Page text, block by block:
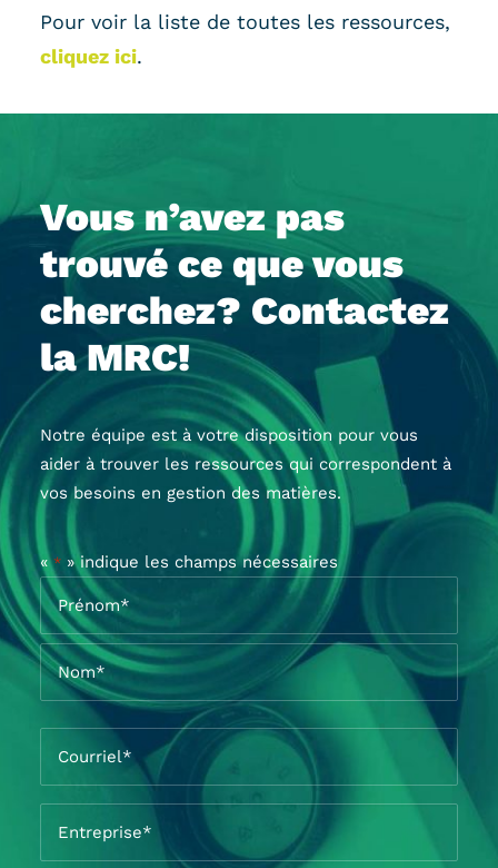
Pour voir la liste de toutes les ressources,
cliquez ici.
Vous n’avez pas
trouvé ce que vous
cherchez? Contactez
la MRC!
Notre équipe est à votre disposition pour vous
aider à trouver les ressources qui correspondent à
vos besoins en gestion des matières.
«* » indique les champs nécessaires
Nom
*
Prénom*